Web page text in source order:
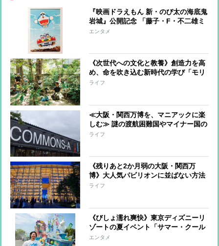
『映画ドラえもん 新・のび太の海底鬼
岩城』公開記念 「藤子・F・不二雄ミ
ュージアム」で原作まんがの世界に触
エンタメ
《次世代への文化と教養》創造力を高
め、命を吹き込む新時代の学び「モリ
キャラ×LABO」潜入レポート
ライフ
≪大阪・関西万博を、マニアックに楽
しむ≫ 謎の渡航困難国やマイナー国の
文化や産業に触れられ「キーホルダ
ライフ
《残りあと2か月弱の大阪・関西万
博》大人気パビリオンに並ばない方法
と残暑の中で快適に楽しむ4つのコ
ライフ
《びしょ濡れ爽快》東京ディズニーリ
ゾートの夏イベント「サマー・クール
オフ」を時任勇気がナビゲート！
エンタメ